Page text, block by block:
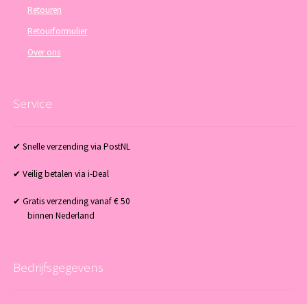
Retouren
Retourformulier
Over ons
Service
✔ Snelle verzending via PostNL
✔ Veilig betalen via i-Deal
✔ Gratis verzending vanaf € 50
binnen Nederland
Bedrijfsgegevens